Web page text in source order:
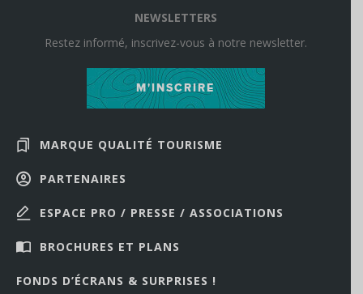
NEWSLETTERS
Restez informé, inscrivez-vous à notre newsletter.
M'INSCRIRE
MARQUE QUALITÉ TOURISME
PARTENAIRES
ESPACE PRO / PRESSE / ASSOCIATIONS
BROCHURES ET PLANS
FONDS D’ÉCRANS & SURPRISES !